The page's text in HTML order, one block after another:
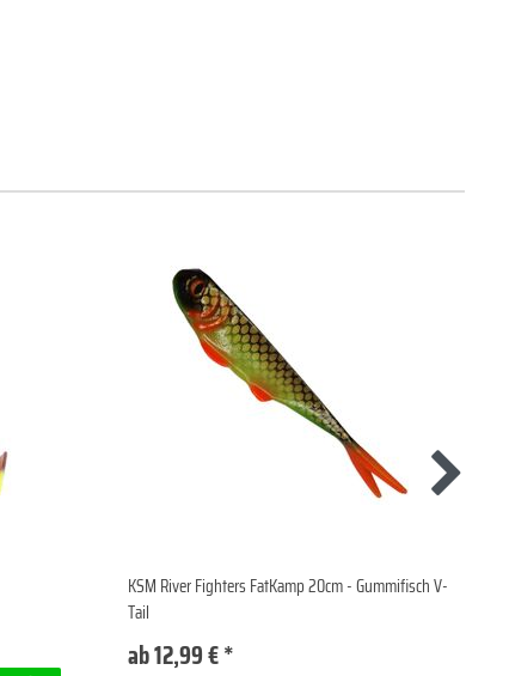
KSM River Fighters FatKamp 20cm - Gummifisch V-
Tail
ab 12,99 € *